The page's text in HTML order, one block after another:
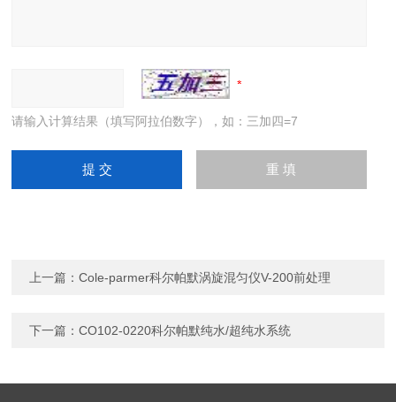
请输入计算结果（填写阿拉伯数字），如：三加四=7
上一篇：Cole-parmer科尔帕默涡旋混匀仪V-200前处理
下一篇：CO102-0220科尔帕默纯水/超纯水系统